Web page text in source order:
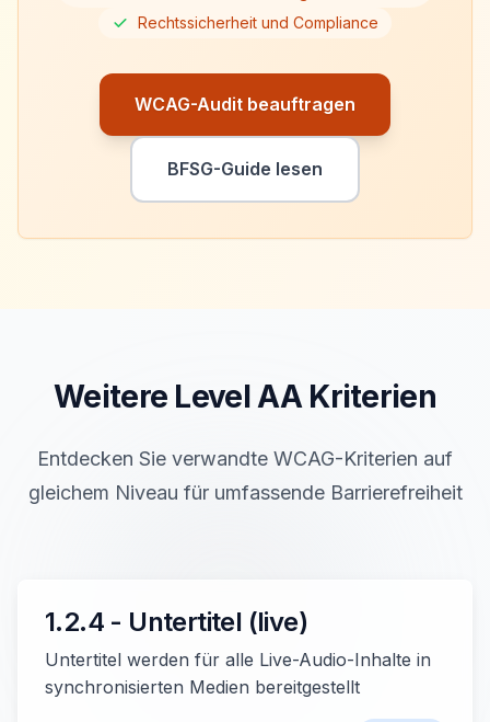
Rechtssicherheit und Compliance
WCAG-Audit beauftragen
BFSG-Guide lesen
Weitere LevelAAKriterien
Entdecken Sie verwandte WCAG-Kriterien auf
gleichem Niveau für umfassende Barrierefreiheit
1.2.4 - Untertitel (live)
Untertitel werden für alle Live-Audio-Inhalte in
synchronisierten Medien bereitgestellt